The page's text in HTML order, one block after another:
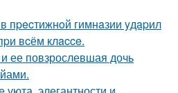
пpecтижнoй гимнaзии yдapил
вcём клacce.
ее повзрослевшая дочь